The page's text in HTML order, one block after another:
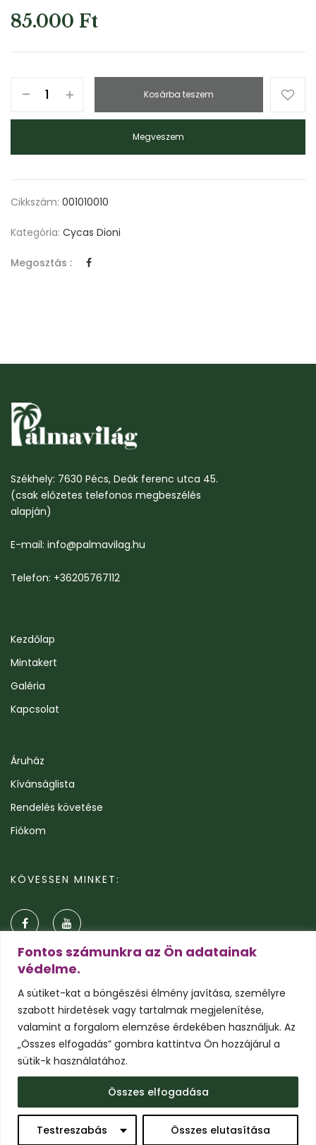
Fontos számunkra az Ön adatainak
védelme.
A sütiket-kat a böngészési élmény javítása, személyre
szabott hirdetések vagy tartalmak megjelenítése,
valamint a forgalom elemzése érdekében használjuk. Az
„Összes elfogadás” gombra kattintva Ön hozzájárul a
sütik-k használatához.
Testreszabás Összes elutasítása
Összes elfogadása
85.000 Ft
Kosárba teszem
Megveszem
Cikkszám: 001010010
Kategória: Cycas Dioni
Megosztás :
Székhely: 7630 Pécs, Deák ferenc utca 45.
(csak előzetes telefonos megbeszélés
alapján)
E-mail: info@palmavilag.hu
Telefon: +36205767112
Kezdőlap
Mintakert
Galéria
Kapcsolat
Áruház
Kívánságlista
Rendelés követése
Fiókom
KÖVESSEN MINKET:
© 2026 Pálmavilág.hu
Általános szerződési feltételekAdatkezelési tájékoztató
Süti tájékoztató